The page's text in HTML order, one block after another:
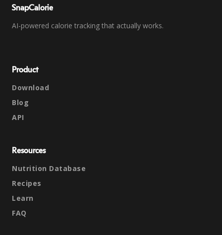
SnapCalorie
AI-powered calorie tracking that actually works.
Product
Download
Blog
API
Resources
Nutrition Database
Recipes
Learn
FAQ